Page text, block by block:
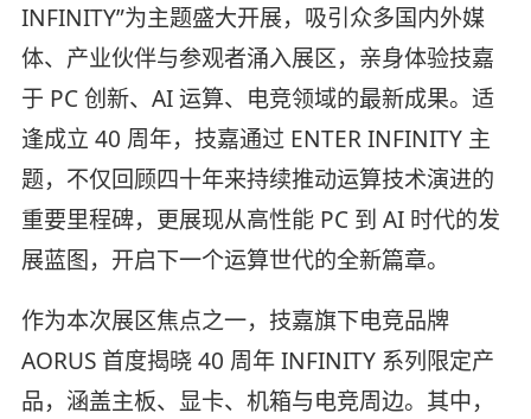
INFINITY”为主题盛大开展，吸引众多国内外媒
体、产业伙伴与参观者涌入展区，亲身体验技嘉
于 PC 创新、AI 运算、电竞领域的最新成果。适
逢成立 40 周年，技嘉通过 ENTER INFINITY 主
题，不仅回顾四十年来持续推动运算技术演进的
重要里程碑，更展现从高性能 PC 到 AI 时代的发
展蓝图，开启下一个运算世代的全新篇章。
作为本次展区焦点之一，技嘉旗下电竞品牌
AORUS 首度揭晓 40 周年 INFINITY 系列限定产
品，涵盖主板、显卡、机箱与电竞周边。其中，